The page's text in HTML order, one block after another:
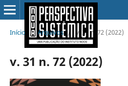
Início / Arquivos / v. 31 n. 72 (2022)
v. 31 n. 72 (2022)